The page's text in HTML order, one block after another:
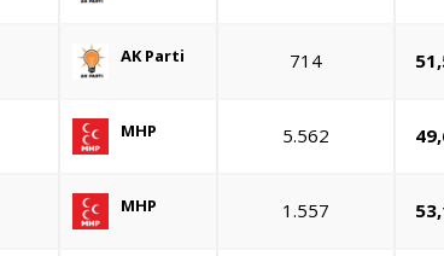
AK Parti 714
MHP 5.562
MHP 1.557